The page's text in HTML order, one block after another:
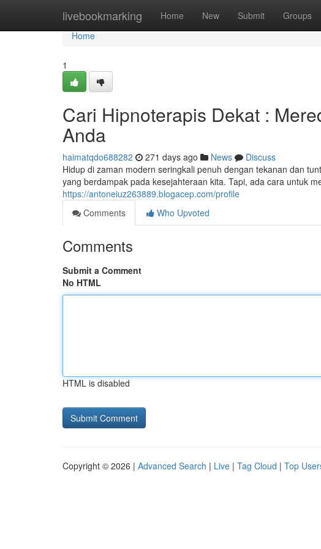
livebookmarking Home New Submit Groups
Home
Home
1
Cari Hipnoterapis Dekat :
Anda
haimatqdo688282 271 days ago News
Discuss
Hidup di zaman modern seringkali penuh dengan tekanan dan
yang berdampak pada kesejahteraan kita. Tapi, ada cara untuk
https://antoneiuz263889.blogacep.com/profile
Comments
Who Upvoted
Comments
Submit a Comment
No HTML
HTML is disabled
Copyright © 2026 | Advanced Search | Live | Tag Cloud | Top